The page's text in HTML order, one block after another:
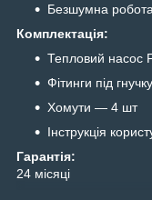
Безшумна
Комплектація:
Тепловий насос
Фітинги під
Хомути — 4 шт
Інструкція
Гарантія:
24 місяці